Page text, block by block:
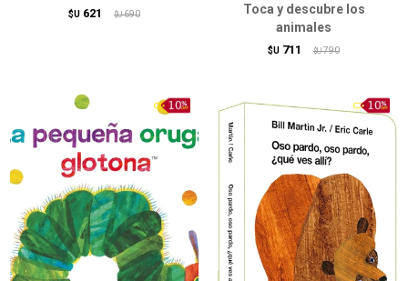
$U 621 $U 690
Toca y descubre los
animales
$U 711 $U 790